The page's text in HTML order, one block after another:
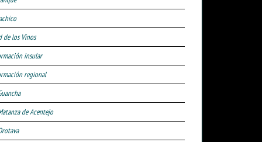
de los Vinos
insular
regional
de Acentejo